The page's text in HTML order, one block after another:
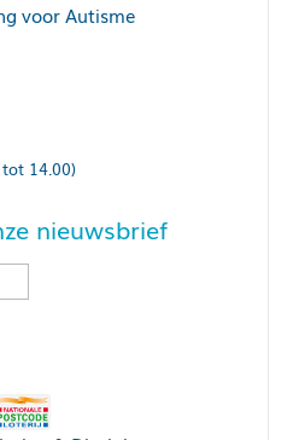
voor Autisme
14.00)
nieuwsbrief